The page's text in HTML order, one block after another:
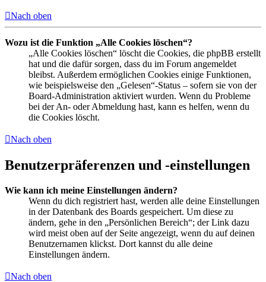
Nach oben
Wozu ist die Funktion „Alle Cookies löschen“?
„Alle Cookies löschen“ löscht die Cookies, die phpBB erstellt
hat und die dafür sorgen, dass du im Forum angemeldet
bleibst. Außerdem ermöglichen Cookies einige Funktionen,
wie beispielsweise den „Gelesen“-Status – sofern sie von der
Board-Administration aktiviert wurden. Wenn du Probleme
bei der An- oder Abmeldung hast, kann es helfen, wenn du
die Cookies löscht.
Nach oben
Benutzerpräferenzen und -einstellungen
Wie kann ich meine Einstellungen ändern?
Wenn du dich registriert hast, werden alle deine Einstellungen
in der Datenbank des Boards gespeichert. Um diese zu
ändern, gehe in den „Persönlichen Bereich“; der Link dazu
wird meist oben auf der Seite angezeigt, wenn du auf deinen
Benutzernamen klickst. Dort kannst du alle deine
Einstellungen ändern.
Nach oben